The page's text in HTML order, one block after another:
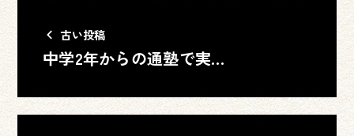
古い投稿
中学2年からの通塾で実感―個別補習と親身な指導が成績向上をサ…